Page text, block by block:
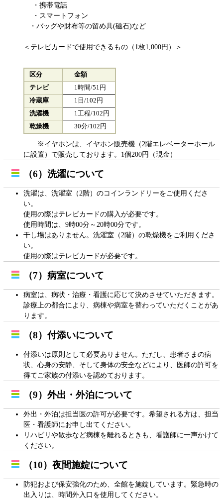
・携帯電話
・スマートフォン
・バッグや財布等の留め具(磁石)など
＜テレビカードで使用できるもの（1枚1,000円）＞
区分
金額
テレビ
1時間/51円
冷蔵庫
1日/102円
洗濯機
1工程/102円
乾燥機
30分/102円
※イヤホンは、イヤホン販売機（2階エレベーターホール
に設置）で販売しております。1個200円（現金）
（6）洗濯について
洗濯は、洗濯室（2階）のコインランドリーをご使用くださ
い。
使用の際はテレビカードの購入が必要です。
使用時間は、9時00分～20時00分です。
干し場はありません。洗濯室（2階）の乾燥機をご利用くださ
い。
使用の際はテレビカードが必要です。
（7）病室について
病室は、病状・治療・看護に応じて決めさせていただきます。
診療上の都合により、病棟や病室を替わっていただくことがあ
ります。
（8）付添いについて
付添いは原則として必要ありません。ただし、患者さまの病
状、心身の安静、そして身体の安全などにより、医師の許可を
得てご家族の付添いを認めております。
（9）外出・外泊について
外出・外泊は担当医の許可が必要です。希望される方は、担当
医・看護師にお申し出てください。
リハビリや散歩など病棟を離れるときも、看護師に一声かけて
ください。
（10）夜間施錠について
防犯および保安強化のため、全館を施錠しています。緊急時の
出入りは、時間外入口を使用してください。